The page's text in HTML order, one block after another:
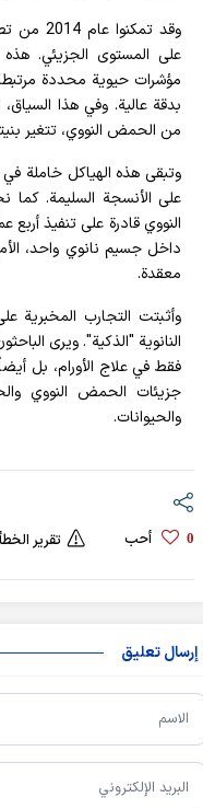
وقد
على المستوى الجزيئي. هذه
مؤشرات حيوية محددة مرتبطة
بدقة عالية. وفي هذا السياق،
من الحمض النووي، تتغير
وتبقى هذه الهياكل خاملة
على الأنسجة السليمة.
النووي قادرة على تنفيذ
داخل جسيم نانوي واحد،
معقدة.
وأثبتت التجارب المخبرية
النانوية "الذكية". ويرى
فقط في علاج الأورام، بل
جزيئات الحمض النووي
والحيوانات.
0 أحب تقرير الخطأ
إرسال تعليق